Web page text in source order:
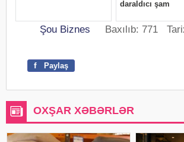
Şou Biznes Baxılıb: 771
f Paylaş
OXŞAR XƏBƏRLƏR